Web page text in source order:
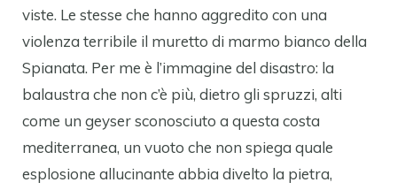
viste. Le stesse che hanno aggredito con una
violenza terribile il muretto di marmo bianco della
Spianata. Per me è l’immagine del disastro: la
balaustra che non c’è più, dietro gli spruzzi, alti
come un geyser sconosciuto a questa costa
mediterranea, un vuoto che non spiega quale
esplosione allucinante abbia divelto la pietra,